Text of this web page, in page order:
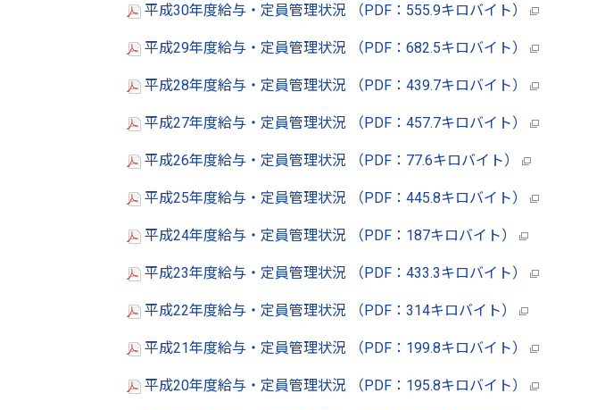
平成30年度給与・定員管理状況 （PDF：555.9キロバイト）
平成29年度給与・定員管理状況 （PDF：682.5キロバイト）
平成28年度給与・定員管理状況 （PDF：439.7キロバイト）
平成27年度給与・定員管理状況 （PDF：457.7キロバイト）
平成26年度給与・定員管理状況 （PDF：77.6キロバイト）
平成25年度給与・定員管理状況 （PDF：445.8キロバイト）
平成24年度給与・定員管理状況 （PDF：187キロバイト）
平成23年度給与・定員管理状況 （PDF：433.3キロバイト）
平成22年度給与・定員管理状況 （PDF：314キロバイト）
平成21年度給与・定員管理状況 （PDF：199.8キロバイト）
平成20年度給与・定員管理状況 （PDF：195.8キロバイト）